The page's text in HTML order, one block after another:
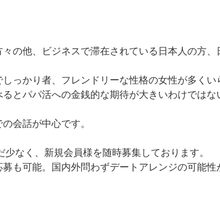
の他、 ビジネスで滞在されている日本人の方、
っかり者、 フレンドリーな性格の女性が多くい
るとパパ活への金銭的な期待が大きいわけではな
会話が中心です。
なく、 新規会員様を随時募集しております。
も可能。
国内外問わずデートアレンジの可能性